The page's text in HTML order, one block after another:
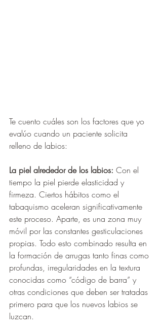
Te cuento cuáles son los factores que yo
evalúo cuando un paciente solicita
relleno de labios:
La piel alrededor de los labios: Con el
tiempo la piel pierde elasticidad y
firmeza. Ciertos hábitos como el
tabaquismo aceleran significativamente
este proceso. Aparte, es una zona muy
móvil por las constantes gesticulaciones
propias. Todo esto combinado resulta en
la formación de arrugas tanto finas como
profundas, irregularidades en la textura
conocidas como “código de barra” y
otras condiciones que deben ser tratadas
primero para que los nuevos labios se
luzcan.